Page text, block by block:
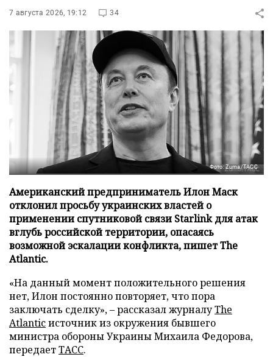
7 августа 2026, 19:12 34
Фото: Zuma/ТАСС
Американский предприниматель Илон Маск
отклонил просьбу украинских властей о
применении спутниковой связи Starlink для атак
вглубь российской территории, опасаясь
возможной эскалации конфликта, пишет The
Atlantic.
«На данный момент положительного решения
нет, Илон постоянно повторяет, что пора
заключать сделку», – рассказал журналуThe
Atlanticисточник из окружения бывшего
министра обороны Украины Михаила Федорова,
передаетТАСС.